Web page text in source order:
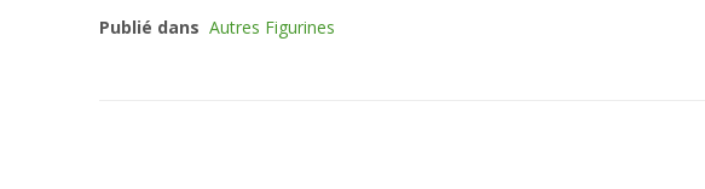
Publié dans Autres Figurines